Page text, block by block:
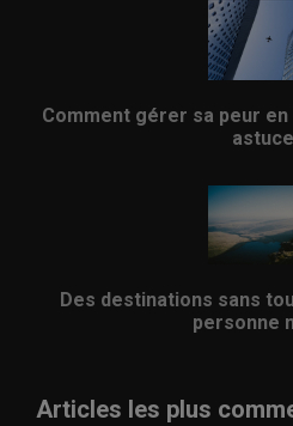
Comment gérer sa peur
Des destinations sans
personne
Articles les plus